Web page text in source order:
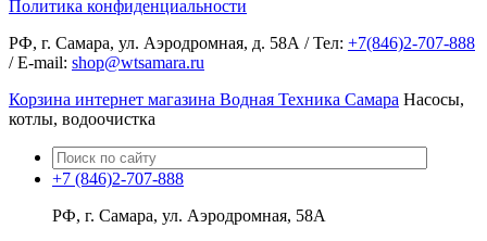
Политика конфиденциальности
РФ, г. Самара, ул. Аэродромная, д. 58А / Тел: +7(846)2-707-888
/ E-mail: shop@wtsamara.ru
Корзина интернет магазина Водная Техника Самара Насосы,
котлы, водоочистка
+7 (846)2-707-888
РФ, г. Самара, ул. Аэродромная, 58А